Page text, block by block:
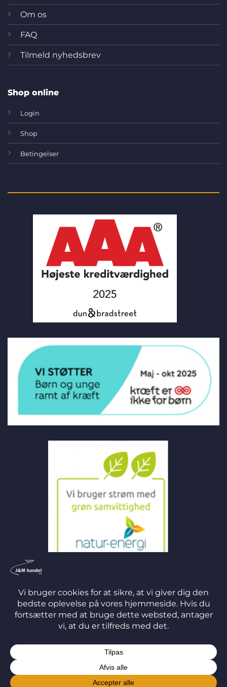
Om os
FAQ
Tilmeld nyhedsbrev
Shop online
Login
Shop
Betingelser
©
2026 J&M Handel ApS